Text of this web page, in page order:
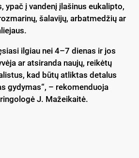
ypač į vandenį įlašinus eukalipto,
šalavijų, arbatmedžių ar
ilgiau nei 4–7 dienas ir jos
ar atsiranda naujų, reikėtų
kad būtų atliktas detalus
gydymas“, – rekomenduoja
J. Mažeikaitė.